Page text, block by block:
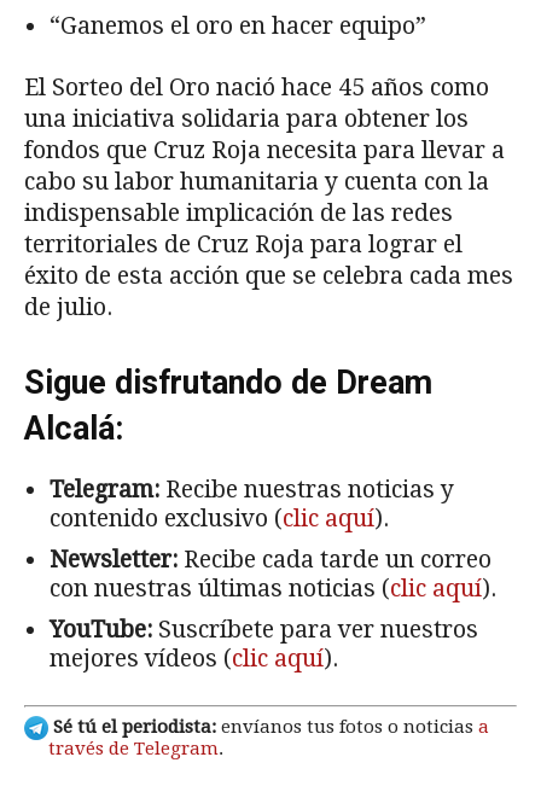
“Ganemos el oro en hacer equipo”
El Sorteo del Oro nació hace 45 años como
una iniciativa solidaria para obtener los
fondos que Cruz Roja necesita para llevar a
cabo su labor humanitaria y cuenta con la
indispensable implicación de las redes
territoriales de Cruz Roja para lograr el
éxito de esta acción que se celebra cada mes
de julio.
Sigue disfrutando de Dream
Alcalá:
Telegram: Recibe nuestras noticias y
contenido exclusivo (clic aquí).
Newsletter: Recibe cada tarde un correo
con nuestras últimas noticias (clic aquí).
YouTube: Suscríbete para ver nuestros
mejores vídeos (clic aquí).
Sé tú el periodista: envíanos tus fotos o noticias a
través de Telegram.